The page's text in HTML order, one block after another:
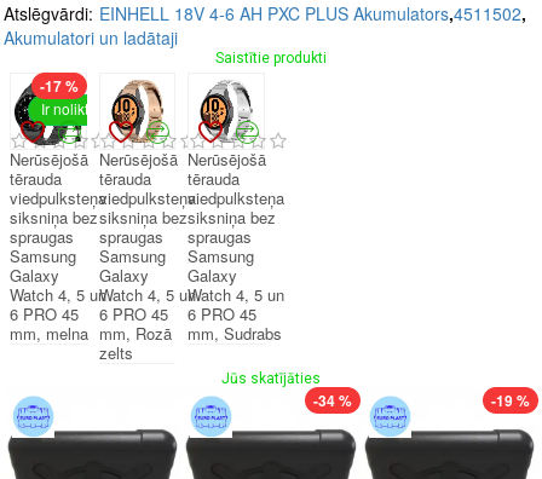
Atslēgvārdi: EINHELL 18V 4-6 AH PXC PLUS Akumulators,4511502,
Akumulatori un ladātaji
Saistītie produkti
Ir noliktavā
-17 %
Nerūsējošā
tērauda
viedpulksteņa
siksniņa bez
spraugas
Samsung
Galaxy
Watch 4, 5 un
6 PRO 45
mm, melna
Nerūsējošā
tērauda
viedpulksteņa
siksniņa bez
spraugas
Samsung
Galaxy
Watch 4, 5 un
6 PRO 45
mm, Rozā
zelts
Nerūsējošā
tērauda
viedpulksteņa
siksniņa bez
spraugas
Samsung
Galaxy
Watch 4, 5 un
6 PRO 45
mm, Sudrabs
Jūs skatījāties
-34 % -19 %